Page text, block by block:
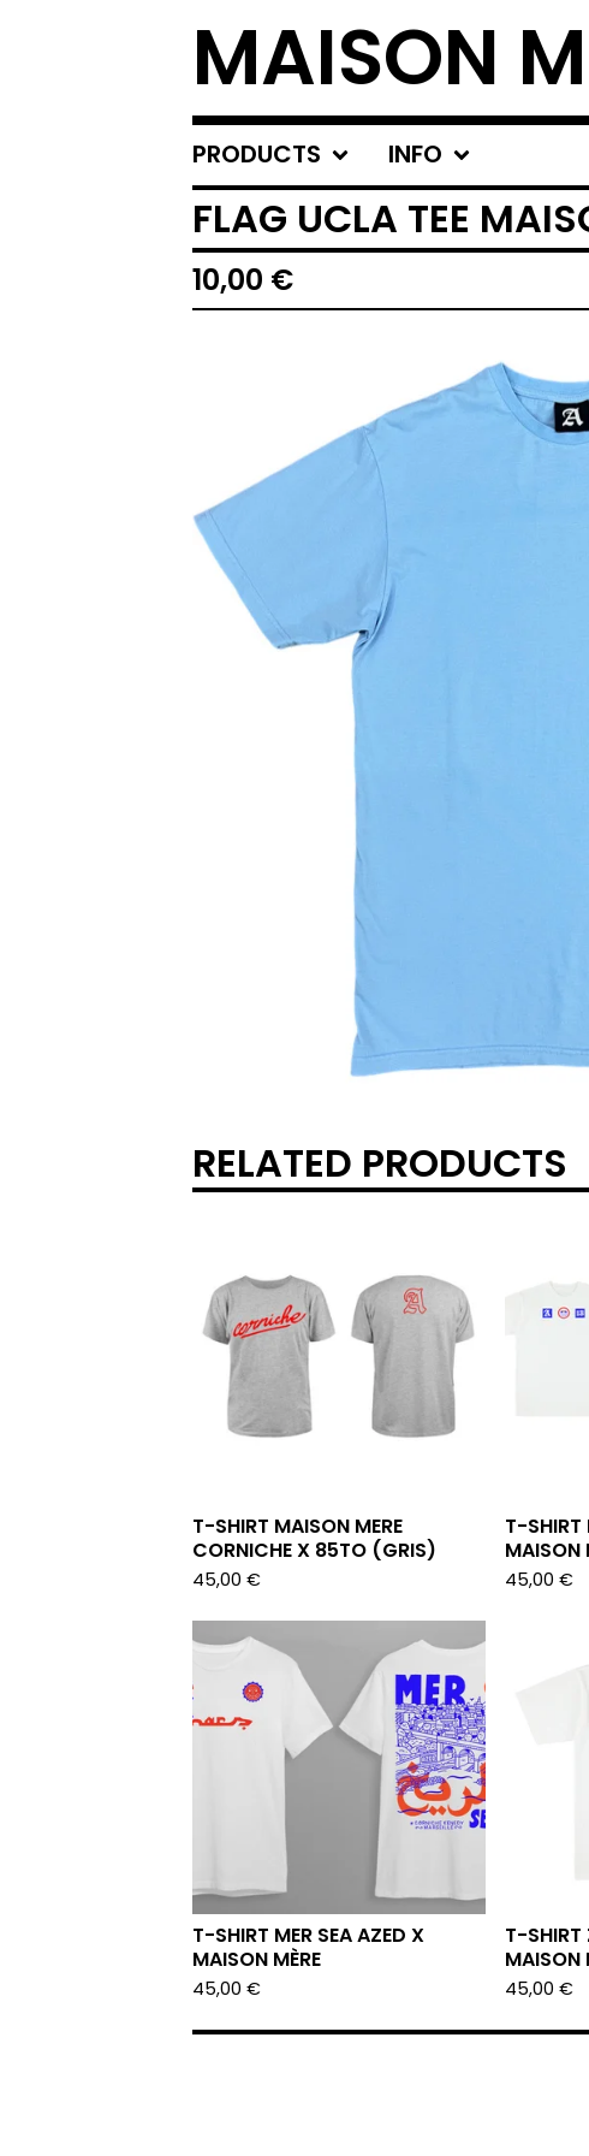
MAISON
PRODUCTS INFO
FLAG UCLA TEE
10,00 €
RELATED PRODUCTS
T-SHIRT MAISON MERE
CORNICHE X 85TO (GRIS)
45,00 €
T-SHIRT
MAISON
45,00 €
T-SHIRT MER SEA AZED X
MAISON MÈRE
45,00 €
T-SHIRT
MAISON
45,00 €